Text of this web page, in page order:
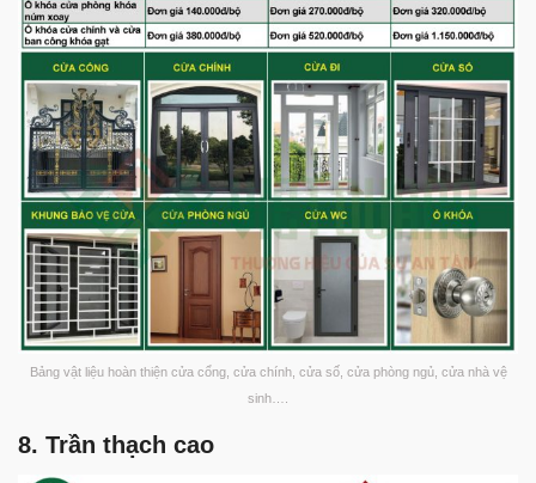
Bảng vật liệu hoàn thiện cửa cổng, cửa chính, cửa số, cửa phòng ngủ, cửa nhà vệ
sinh….
8. Trần thạch cao